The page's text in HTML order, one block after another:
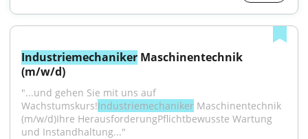
Industriemechaniker Maschinentechnik
(m/w/d)
"...und gehen Sie mit uns auf
Wachstumskurs!Industriemechaniker Maschinentechnik
(m/w/d)Ihre HerausforderungPflichtbewusste Wartung
und Instandhaltung..."